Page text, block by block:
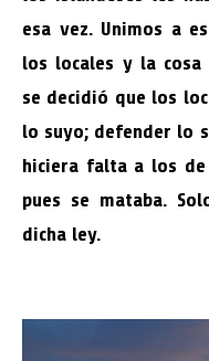
esa vez. Unimos a
los locales y la
se decidió que los
lo suyo; defender lo
hiciera falta a los de
pues se mataba.
dicha ley.